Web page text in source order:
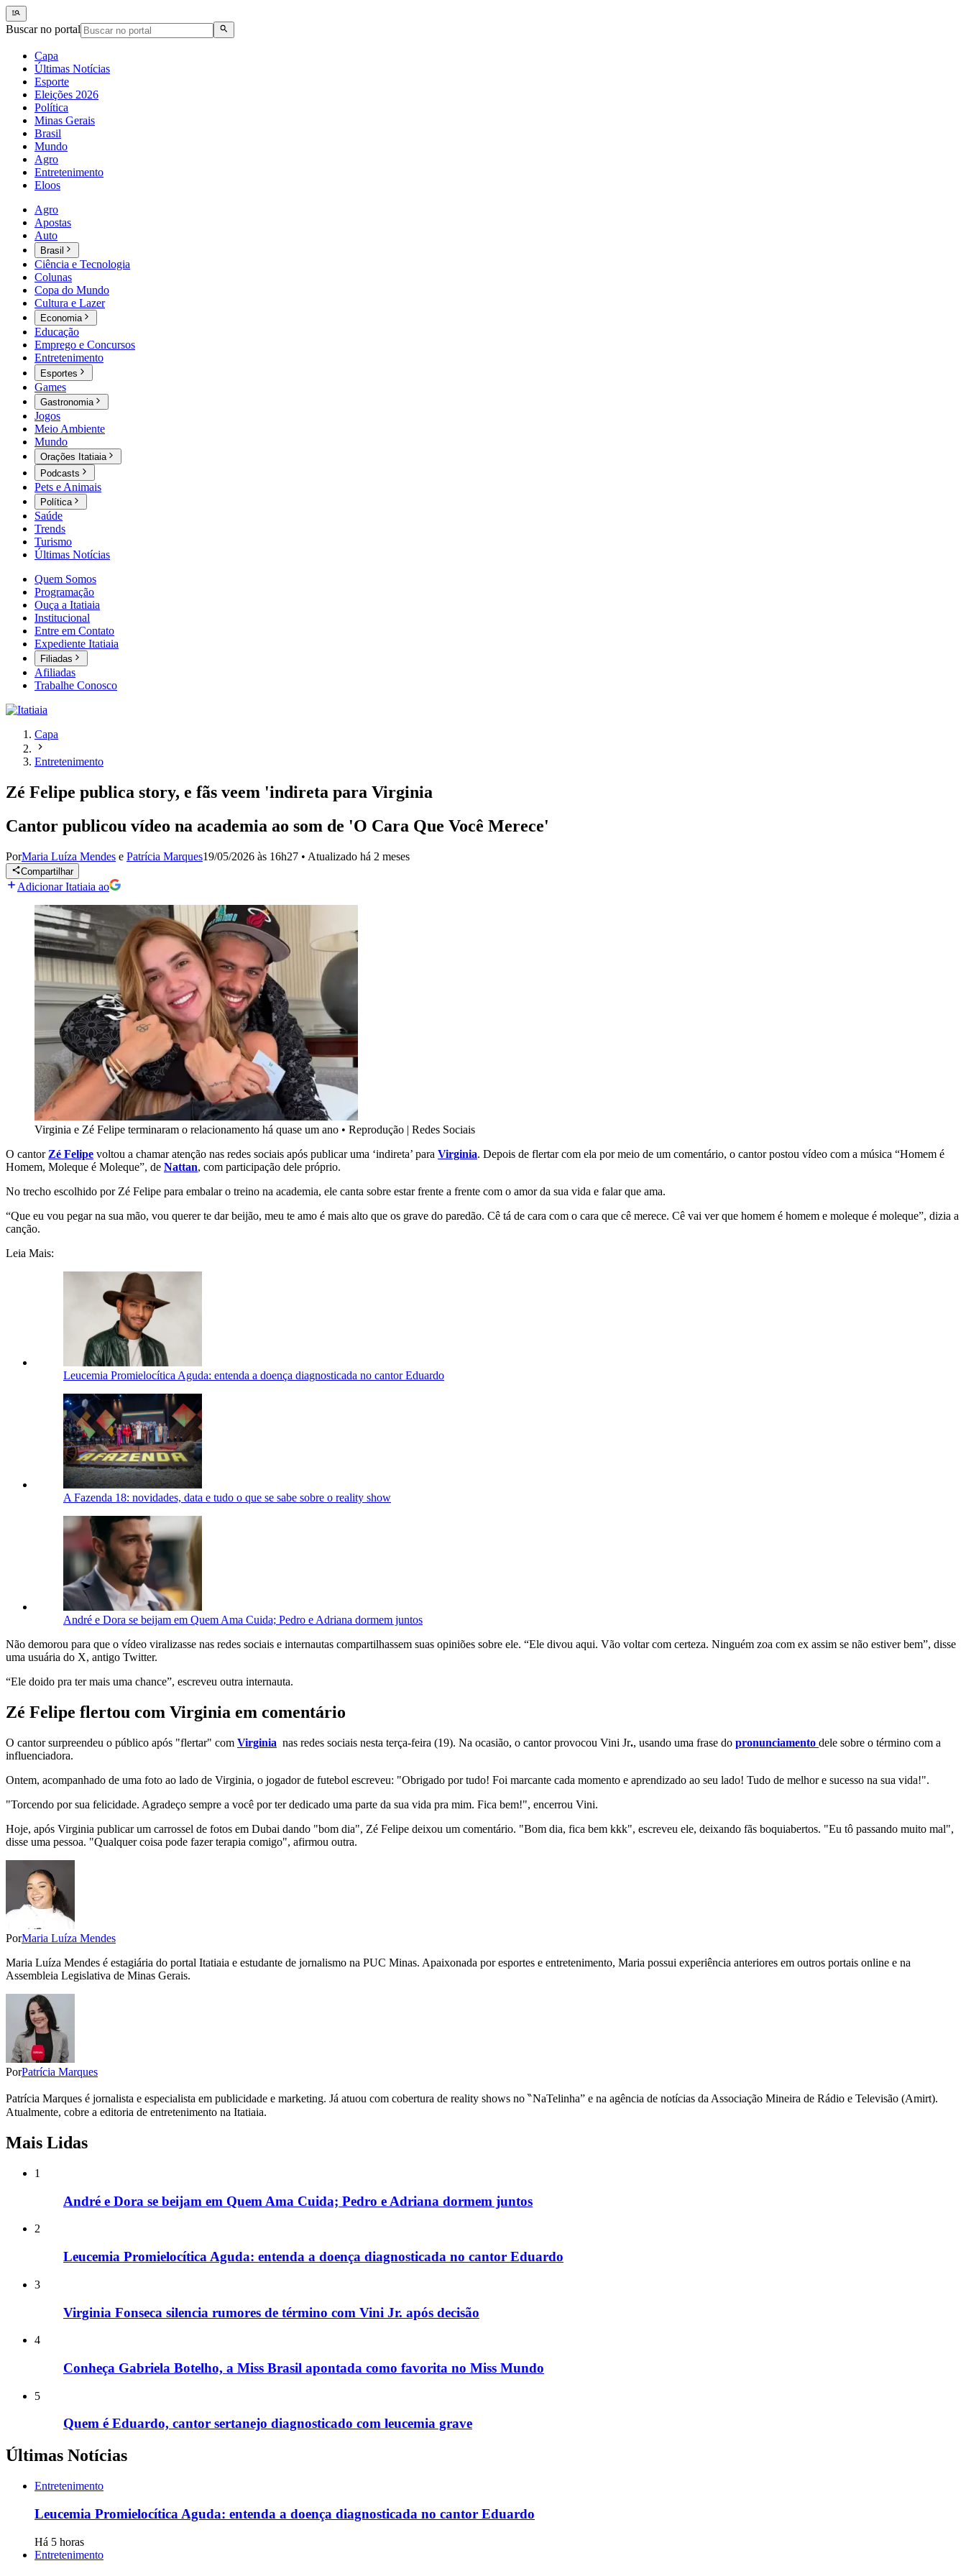
Buscar no portal
Capa
Últimas Notícias
Esporte
Eleições 2026
Política
Minas Gerais
Brasil
Mundo
Agro
Entretenimento
Eloos
Agro
Apostas
Auto
Brasil
Ciência e Tecnologia
Colunas
Copa do Mundo
Cultura e Lazer
Economia
Educação
Emprego e Concursos
Entretenimento
Esportes
Games
Gastronomia
Jogos
Meio Ambiente
Mundo
Orações Itatiaia
Podcasts
Pets e Animais
Política
Saúde
Trends
Turismo
Últimas Notícias
Quem Somos
Programação
Ouça a Itatiaia
Institucional
Entre em Contato
Expediente Itatiaia
Filiadas
Afiliadas
Trabalhe Conosco
Capa
Entretenimento
Zé Felipe publica story, e fãs veem 'indireta para Virginia
Cantor publicou vídeo na academia ao som de 'O Cara Que Você Merece'
PorMaria Luíza Mendes e Patrícia Marques19/05/2026 às 16h27 • Atualizado há 2 meses
Compartilhar
Adicionar Itatiaia ao
Virginia e Zé Felipe terminaram o relacionamento há quase um ano • Reprodução | Redes Sociais
O cantor Zé Felipe voltou a chamar atenção nas redes sociais após publicar uma ‘indireta’ para Virginia. Depois de flertar com ela por meio de um comentário, o cantor postou vídeo com a música “Homem é
Homem, Moleque é Moleque”, de Nattan, com participação dele próprio.
No trecho escolhido por Zé Felipe para embalar o treino na academia, ele canta sobre estar frente a frente com o amor da sua vida e falar que ama.
“Que eu vou pegar na sua mão, vou querer te dar beijão, meu te amo é mais alto que os grave do paredão. Cê tá de cara com o cara que cê merece. Cê vai ver que homem é homem e moleque é moleque”, dizia a
canção.
Leia Mais:
Leucemia Promielocítica Aguda: entenda a doença diagnosticada no cantor Eduardo
A Fazenda 18: novidades, data e tudo o que se sabe sobre o reality show
André e Dora se beijam em Quem Ama Cuida; Pedro e Adriana dormem juntos
Não demorou para que o vídeo viralizasse nas redes sociais e internautas compartilhassem suas opiniões sobre ele. “Ele divou aqui. Vão voltar com certeza. Ninguém zoa com ex assim se não estiver bem”, disse
uma usuária do X, antigo Twitter.
“Ele doido pra ter mais uma chance”, escreveu outra internauta.
Zé Felipe flertou com Virginia em comentário
O cantor surpreendeu o público após "flertar" com Virginia nas redes sociais nesta terça-feira (19). Na ocasião, o cantor provocou Vini Jr., usando uma frase do pronunciamento dele sobre o término com a
influenciadora.
Ontem, acompanhado de uma foto ao lado de Virginia, o jogador de futebol escreveu: "Obrigado por tudo! Foi marcante cada momento e aprendizado ao seu lado! Tudo de melhor e sucesso na sua vida!".
"Torcendo por sua felicidade. Agradeço sempre a você por ter dedicado uma parte da sua vida pra mim. Fica bem!", encerrou Vini.
Hoje, após Virginia publicar um carrossel de fotos em Dubai dando "bom dia", Zé Felipe deixou um comentário. "Bom dia, fica bem kkk", escreveu ele, deixando fãs boquiabertos. "Eu tô passando muito mal",
disse uma pessoa. "Qualquer coisa pode fazer terapia comigo", afirmou outra.
PorMaria Luíza Mendes
Maria Luíza Mendes é estagiária do portal Itatiaia e estudante de jornalismo na PUC Minas. Apaixonada por esportes e entretenimento, Maria possui experiência anteriores em outros portais online e na
Assembleia Legislativa de Minas Gerais.
PorPatrícia Marques
Patrícia Marques é jornalista e especialista em publicidade e marketing. Já atuou com cobertura de reality shows no ‶NaTelinha” e na agência de notícias da Associação Mineira de Rádio e Televisão (Amirt).
Atualmente, cobre a editoria de entretenimento na Itatiaia.
Mais Lidas
1
André e Dora se beijam em Quem Ama Cuida; Pedro e Adriana dormem juntos
2
Leucemia Promielocítica Aguda: entenda a doença diagnosticada no cantor Eduardo
3
Virginia Fonseca silencia rumores de término com Vini Jr. após decisão
4
Conheça Gabriela Botelho, a Miss Brasil apontada como favorita no Miss Mundo
5
Quem é Eduardo, cantor sertanejo diagnosticado com leucemia grave
Últimas Notícias
Entretenimento
Leucemia Promielocítica Aguda: entenda a doença diagnosticada no cantor Eduardo
Há 5 horas
Entretenimento